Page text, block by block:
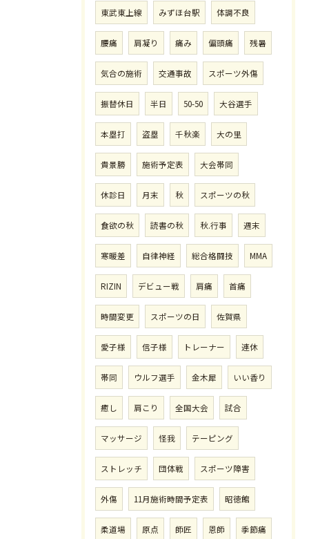
東武東上線 みずほ台駅 体調不良
腰痛 肩凝り 痛み 偏頭痛 残暑
気合の施術 交通事故 スポーツ外傷
振替休日 半日 50-50 大谷選手
本塁打 盗塁 千秋楽 大の里
貴景勝 施術予定表 大会帯同
休診日 月末 秋 スポーツの秋
食欲の秋 読書の秋 秋.行事 週末
寒暖差 自律神経 総合格闘技 MMA
RIZIN デビュー戦 肩痛 首痛
時間変更 スポーツの日 佐賀県
愛子様 信子様 トレーナー 連休
帯同 ウルフ選手 金木犀 いい香り
癒し 肩こり 全国大会 試合
マッサージ 怪我 テーピング
ストレッチ 団体戦 スポーツ障害
外傷 11月施術時間予定表 昭徳館
柔道場 原点 師匠 恩師 季節痛